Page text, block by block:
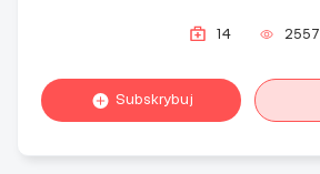
14 2557
Subskrybuj